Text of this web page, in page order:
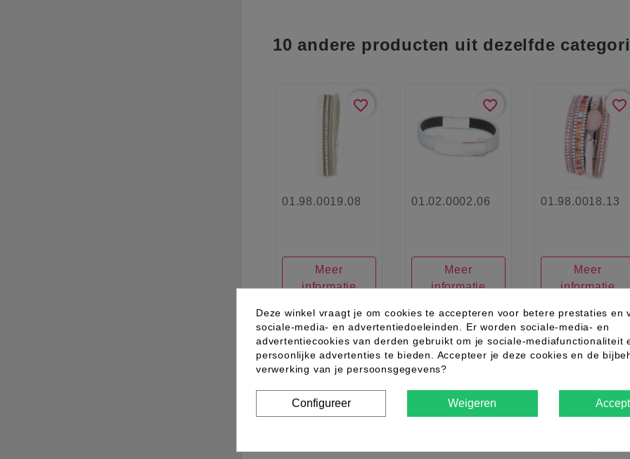
10 andere producten uit dezelfde
favorite_border
01.98.0019.08
Meer
informatie
favorite_border
01.02.0002.06
Meer
informatie
favorite_border
01.98.0018.13
Meer
informatie
favorite_border favorite_border favorite_border
Deze winkel vraagt je om cookies te accepteren voor betere prestaties en
sociale-media- en advertentiedoeleinden. Er worden sociale-media- en
advertentiecookies van derden gebruikt om je sociale-mediafunctionaliteit
persoonlijke advertenties te bieden. Accepteer je deze cookies en de
verwerking van je persoonsgegevens?
Configureer Weigeren